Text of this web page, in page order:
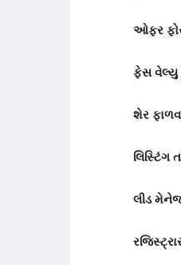
ઓફર
ફેસ વેલ્યુ
શેર
લિસ્ટિંગ
લીડ